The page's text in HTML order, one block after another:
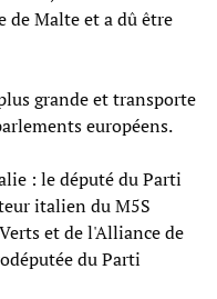
de Malte et a dû être
grande et transporte
européens.
: le député du Parti
italien du M5S
et de l'Alliance de
du Parti